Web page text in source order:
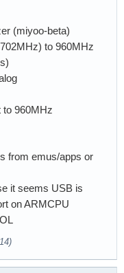
(miyoo-beta)
to 960MHz
to 960MHz
from emus/apps or
it seems USB is
on ARMCPU